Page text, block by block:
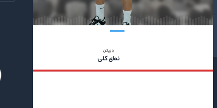
بازیکن
نمای کلی